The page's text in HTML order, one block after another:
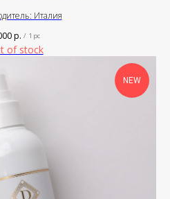
Италия
р. / 1 pc
of stock
NEW